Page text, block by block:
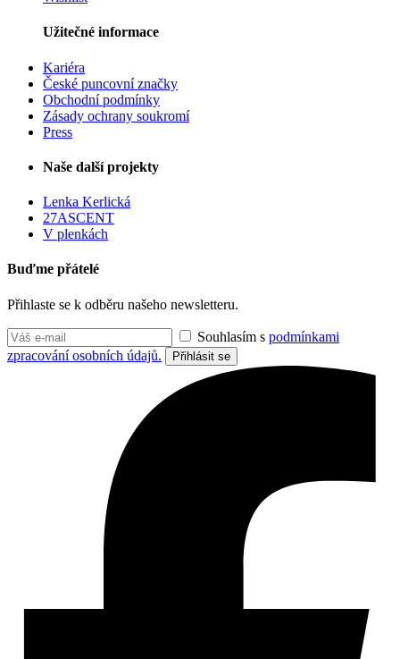
Užitečné informace
Kariéra
České puncovní značky
Obchodní podmínky
Zásady ochrany soukromí
Press
Naše další projekty
Lenka Kerlická
27ASCENT
V plenkách
Buďme přátelé
Přihlaste se k odběru našeho newsletteru.
Souhlasím s podmínkami
zpracování osobních údajů.